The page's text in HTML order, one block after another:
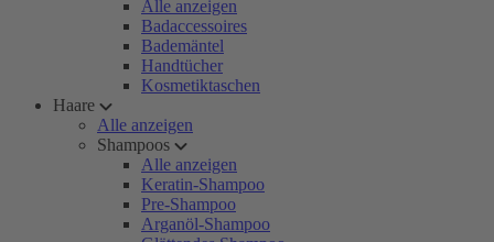
Alle anzeigen
Badaccessoires
Bademäntel
Handtücher
Kosmetiktaschen
Haare
Alle anzeigen
Shampoos
Alle anzeigen
Keratin-Shampoo
Pre-Shampoo
Arganöl-Shampoo